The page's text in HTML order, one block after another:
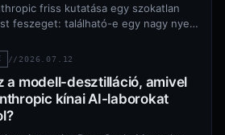
friss kutatása egy szokatlan
feszeget: található-e egy nagy nyelvi
több…
// 2026.07.12
a modell-desztilláció, amivel
kínai AI-laborokat